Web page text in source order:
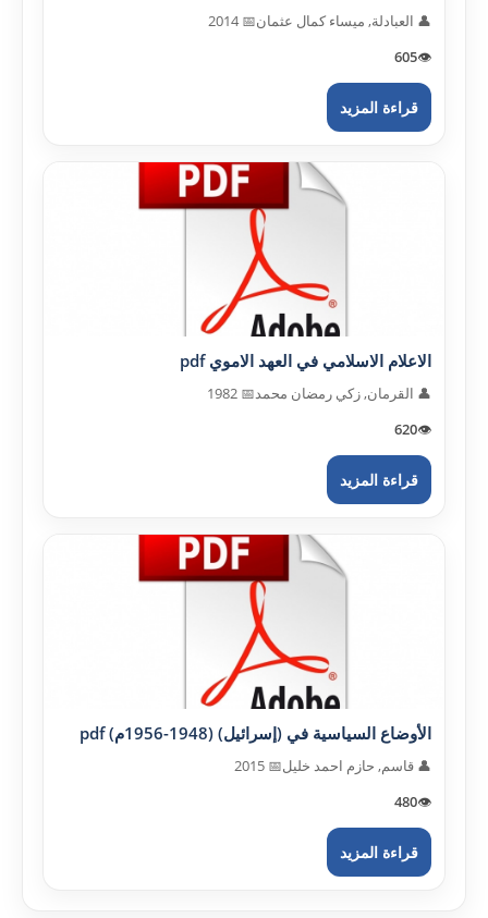
👤 العبادلة, ميساء كمال عثمان📅 2014
👁️
605
قراءة المزيد
الاعلام الاسلامي في العهد الاموي pdf
👤 القرمان, زكي رمضان محمد📅 1982
👁️
620
قراءة المزيد
الأوضاع السياسية في (إسرائيل) (1948-1956م) pdf
👤 قاسم, حازم احمد خليل📅 2015
👁️
480
قراءة المزيد